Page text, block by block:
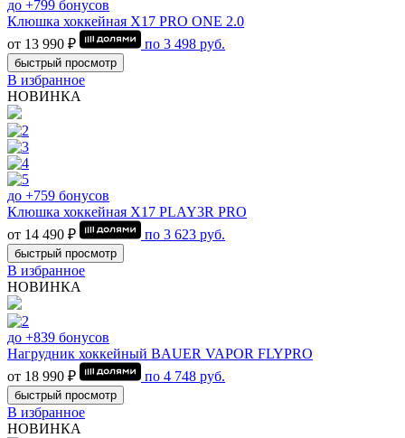
до +799 бонусов
Клюшка хоккейная Х17 PRO ONE 2.0
от 13 990 ₽
по 3 498 руб.
быстрый просмотр
В избранное
НОВИНКА
до +759 бонусов
Клюшка хоккейная Х17 PLAY3R PRO
от 14 490 ₽
по 3 623 руб.
быстрый просмотр
В избранное
НОВИНКА
до +839 бонусов
Нагрудник хоккейный BAUER VAPOR FLYPRO
от 18 990 ₽
по 4 748 руб.
быстрый просмотр
В избранное
НОВИНКА